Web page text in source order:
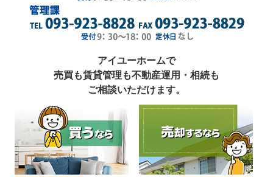
アイユーホームで
売買も賃貸管理も不動産運用・相続も
ご相談いただけます。